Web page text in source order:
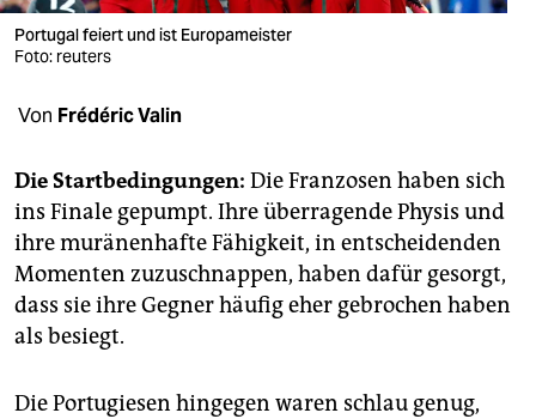
verlag
verlag
veranstaltungen
fragen & hilfe
unterstützen
abo
genossenschaft
Portugal feiert und ist Europameister
Foto: reuters
Von Frédéric Valin
Die Startbedingungen: Die Franzosen haben sich
ins Finale gepumpt. Ihre überragende Physis und
ihre muränenhafte Fähigkeit, in entscheidenden
Momenten zuzuschnappen, haben dafür gesorgt,
dass sie ihre Gegner häufig eher gebrochen haben
als besiegt.
Die Portugiesen hingegen waren schlau genug,